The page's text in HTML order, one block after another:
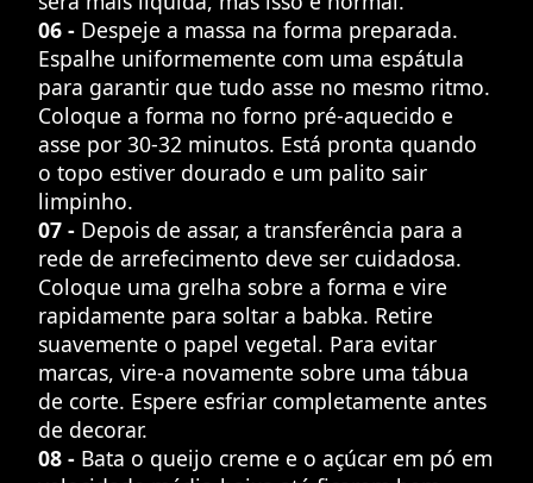
06 - Despeje a massa na forma preparada.
Espalhe uniformemente com uma espátula
para garantir que tudo asse no mesmo ritmo.
Coloque a forma no forno pré-aquecido e
asse por 30-32 minutos. Está pronta quando
o topo estiver dourado e um palito sair
limpinho.
07 - Depois de assar, a transferência para a
rede de arrefecimento deve ser cuidadosa.
Coloque uma grelha sobre a forma e vire
rapidamente para soltar a babka. Retire
suavemente o papel vegetal. Para evitar
marcas, vire-a novamente sobre uma tábua
de corte. Espere esfriar completamente antes
de decorar.
08 - Bata o queijo creme e o açúcar em pó em